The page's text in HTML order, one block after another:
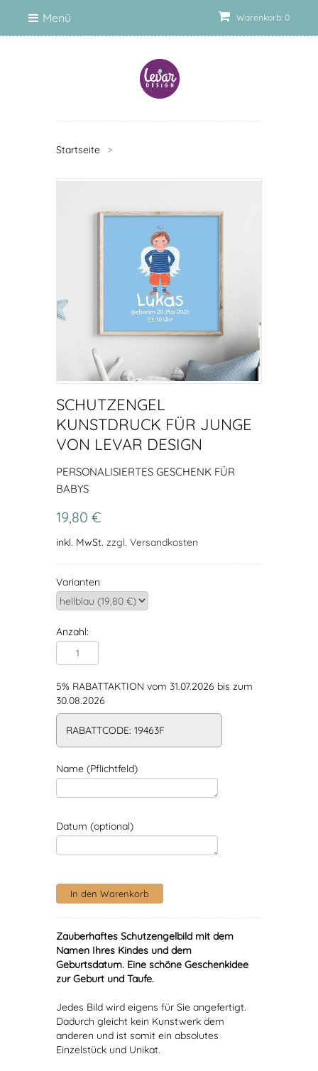
Warenkorb: 0
Menü
Startseite >
SCHUTZENGEL
KUNSTDRUCK FÜR JUNGE
VON LEVAR DESIGN
PERSONALISIERTES GESCHENK FÜR
BABYS
19,80 €
inkl. MwSt. zzgl. Versandkosten
Varianten
Anzahl:
5% RABATTAKTION vom 31.07.2026 bis zum
30.08.2026
RABATTCODE: 19463F
Name (Pflichtfeld)
Datum (optional)
Zauberhaftes Schutzengelbild mit dem
Namen Ihres Kindes und dem
Geburtsdatum. Eine schöne Geschenkidee
zur Geburt und Taufe.
Jedes Bild wird eigens für Sie angefertigt.
Dadurch gleicht kein Kunstwerk dem
anderen und ist somit ein absolutes
Einzelstück und Unikat.